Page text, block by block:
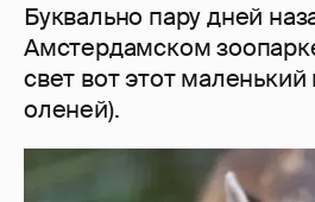
Буквально пару дней
Амстердамском
свет вот этот
оленей).